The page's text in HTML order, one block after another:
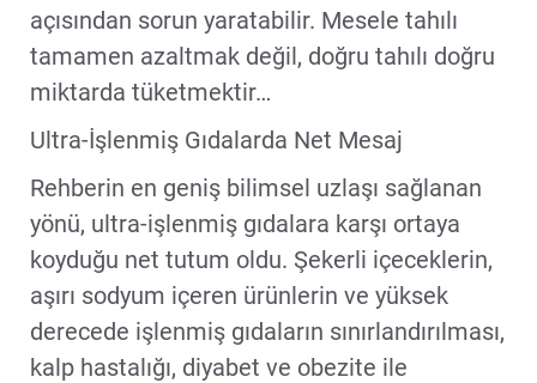
açısından sorun yaratabilir. Mesele tahılı
tamamen azaltmak değil, doğru tahılı doğru
miktarda tüketmektir…
Ultra-İşlenmiş Gıdalarda Net Mesaj
Rehberin en geniş bilimsel uzlaşı sağlanan
yönü, ultra-işlenmiş gıdalara karşı ortaya
koyduğu net tutum oldu. Şekerli içeceklerin,
aşırı sodyum içeren ürünlerin ve yüksek
derecede işlenmiş gıdaların sınırlandırılması,
kalp hastalığı, diyabet ve obezite ile